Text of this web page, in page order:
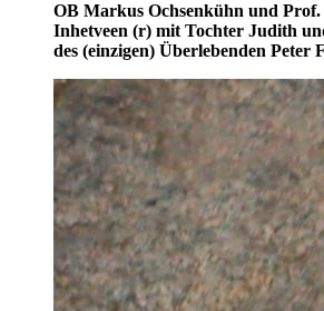
OB Markus Ochsenkühn und Prof.
Inhetveen (r) mit Tochter Judith
des (einzigen) Überlebenden Peter